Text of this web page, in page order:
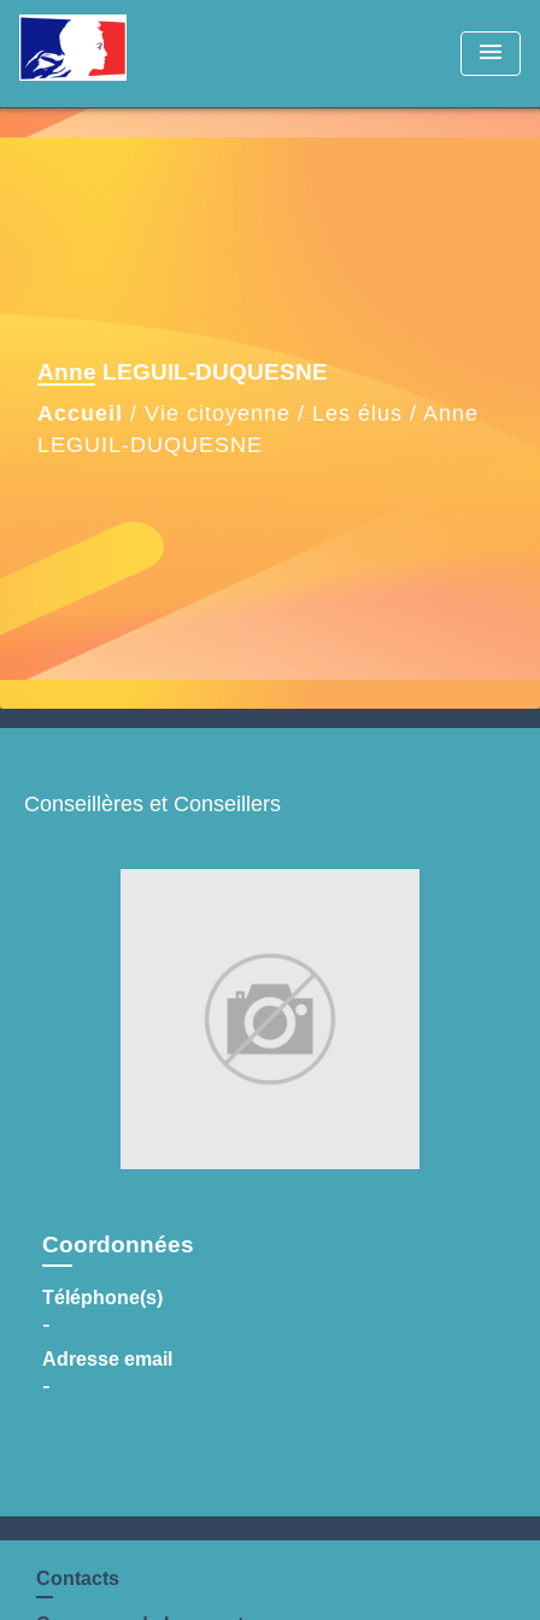
menu
Anne LEGUIL-DUQUESNE
Accueil / Vie citoyenne / Les élus / Anne
LEGUIL-DUQUESNE
Conseillères et Conseillers
Coordonnées
Téléphone(s)
-
Adresse email
-
Contacts